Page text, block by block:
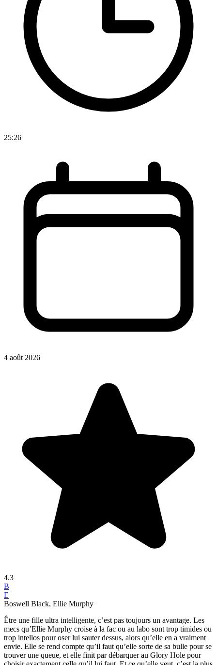
25:26
4 août 2026
4.3
B
E
Boswell Black, Ellie Murphy
Être une fille ultra intelligente, c’est pas toujours un avantage. Les
mecs qu’Ellie Murphy croise à la fac ou au labo sont trop timides ou
trop intellos pour oser lui sauter dessus, alors qu’elle en a vraiment
envie. Elle se rend compte qu’il faut qu’elle sorte de sa bulle pour se
trouver une queue, et elle finit par débarquer au Glory Hole pour